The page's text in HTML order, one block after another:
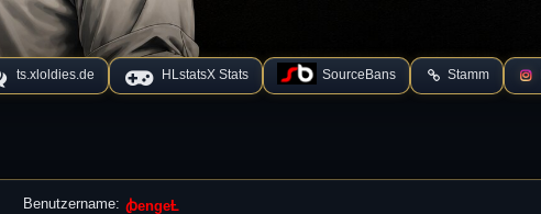
ts.xloldies.de HLstatsX Stats SourceBans Stamm
Benutzername: ꞗengeȽ